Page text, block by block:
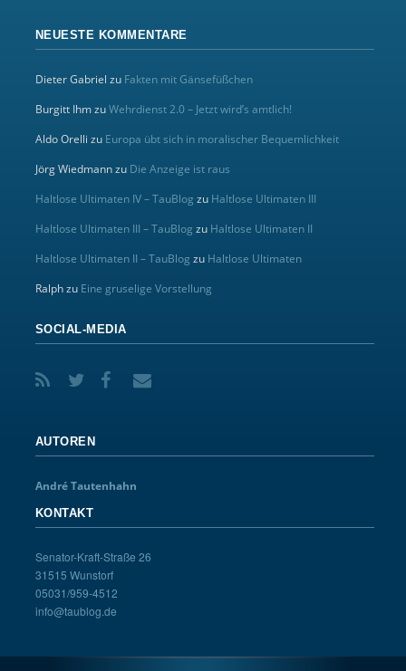
NEUESTE KOMMENTARE
Dieter Gabriel zu Fakten mit Gänsefüßchen
Burgitt IhmzuWehrdienst 2.0 – Jetzt wird’s amtlich!
Aldo Orelli zu Europa übt sich in moralischer Bequemlichkeit
Jörg Wiedmannzu Die Anzeige ist raus
Haltlose Ultimaten IV – TauBlog zu Haltlose Ultimaten III
Haltlose Ultimaten III – TauBlog zu Haltlose Ultimaten II
Haltlose Ultimaten II – TauBlog zu Haltlose Ultimaten
Ralphzu Eine gruselige Vorstellung
SOCIAL-MEDIA
AUTOREN
André Tautenhahn
KONTAKT
Senator-Kraft-Straße 26
31515 Wunstorf
05031/959-4512
info@taublog.de